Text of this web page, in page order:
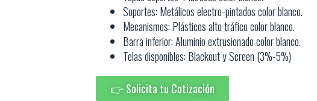
Soportes: Metálicos electro-pintados color blanco.
Mecanismos: Plásticos alto tráfico color blanco.
Barra inferior: Aluminio extrusionado color blanco.
Telas disponibles: Blackout y Screen (3%-5%)
👉 Solicita tu Cotización